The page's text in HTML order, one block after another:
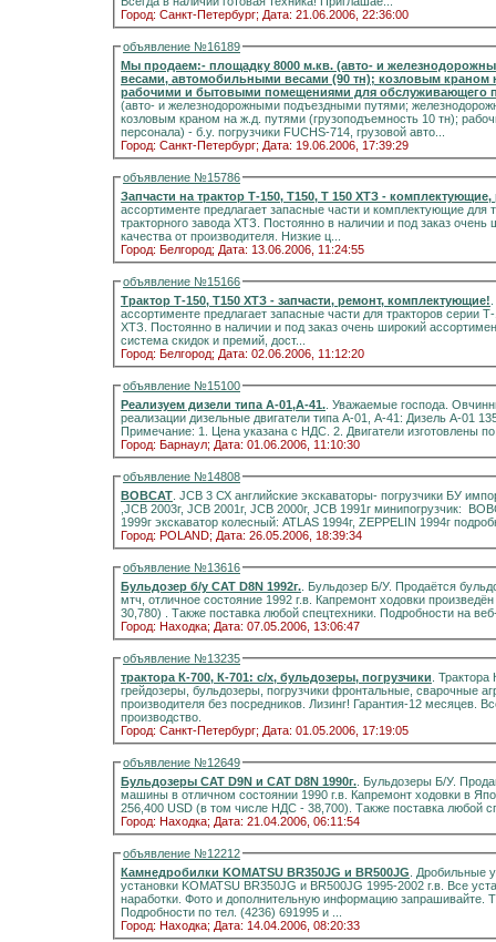
Город: Санкт-Петербург; Дата: 21.06.2006, 22:36:00
объявление №16189
Мы продаем:- площадку 8000 м.кв. (авто- и
весами, автомобильными весами (90 тн); козловым краном
рабочими и бытовыми помещениями для обслуживающего
(авто- и железнодорожными подъездными путями;
козловым краном на ж.д. путями (грузоподъемность 10 тн);
персонала) - б.у. погрузчики FUCHS-714, грузовой авто...
Город: Санкт-Петербург; Дата: 19.06.2006, 17:39:29
объявление №15786
Запчасти на трактор Т-150, Т150, Т 150 ХТЗ -
ассортименте предлагает запасные части и комплектующие для
тракторного завода ХТЗ. Постоянно в наличии и под заказ
качества от производителя. Низкие ц...
Город: Белгород; Дата: 13.06.2006, 11:24:55
объявление №15166
Трактор Т-150, Т150 ХТЗ - запчасти, ремонт, комплектующие!
ассортименте предлагает запасные части для тракторов серии
ХТЗ. Постоянно в наличии и под заказ очень широкий
система скидок и премий, дост...
Город: Белгород; Дата: 02.06.2006, 11:12:20
объявление №15100
Реализуем дизели типа А-01,А-41. . Уважаемые господа.
реализации дизельные двигатели типа А-01, А-41: Дизель А-01 135 000,00 рублей Дизель А-41 100 000,00 рублей
Примечание: 1. Цена указана с НДС. 2. Двигатели изготовлены
Город: Барнаул; Дата: 01.06.2006, 11:10:30
объявление №14808
BOBCAT . JCB 3 СХ английские экскаваторы- погрузчики БУ
,JCB 2003г, JCB 2001г, JCB 2000г, JCB 1991г минипогрузчик:
Город: POLAND; Дата: 26.05.2006, 18:39:34
объявление №13616
Бульдозер б/у CAT D8N 1992г. . Бульдозер Б/У. Продаётся бульдозер CATERPILLAR D8N, AC, ROPS, наработка 7800
мтч, отличное состояние 1992 г.в. Капремонт ходовки произведён в Японии. Цена 203,650 USD (в том числе НДС -
30,780) . Также поставка любой спецтехники. Подробности на
Город: Находка; Дата: 07.05.2006, 13:06:47
объявление №13235
тракторa К-700, К-701: с/х, бульдозеры, погрузчики .
грейдозеры, бульдозеры, погрузчики фронтальные, сварочные
производителя без посредников. Лизинг! Гарантия-12 месяцев.
производство.
Город: Санкт-Петербург; Дата: 01.05.2006, 17:19:05
объявление №12649
Бульдозеры CAT D9N и CAT D8N 1990г. . Бульдозеры Б/У.
машины в отличном состоянии 1990 г.в. Капремонт ходовки в Японии. Цена 203,650 USD (в том числе НДС -
256,400 USD (в том числе НДС - 38,700). Также поставка любой
Город: Находка; Дата: 21.04.2006, 06:11:54
объявление №12212
Камнедробилки KOMATSU BR350JG и BR500JG . Дробильные
установки KOMATSU BR350JG и BR500JG 1995-2002 г.в. Все
наработки. Фото и дополнительную информацию запрашивайте.
Подробности по тел. (4236) 691995 и ...
Город: Находка; Дата: 14.04.2006, 08:20:33